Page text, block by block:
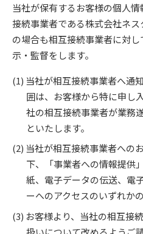
当社が保有するお客様の個人
接続事業者である株式会社ネ
の場合も相互接続事業者に対
示・監督をします。
当社が相互接続事業者へ通
囲は、お客様から特に申し
社の相互接続事業者が業務
といたします。
当社が相互接続事業者への
下、「事業者への情報提供
紙、電子データの伝送、電
ーへのアクセスのいずれか
お客様より、当社の相互接